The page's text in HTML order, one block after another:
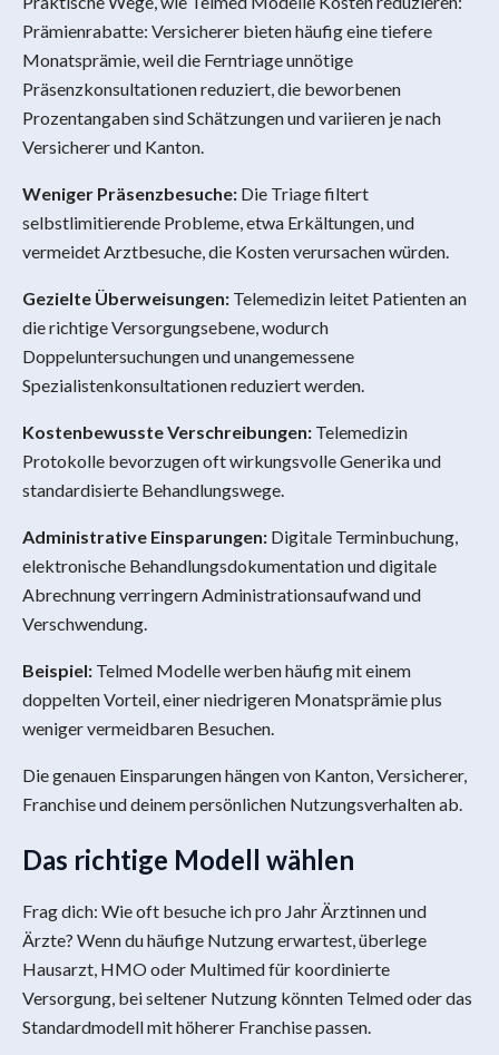
Prämienrabatte: Versicherer bieten häufig eine tiefere
Monatsprämie, weil die Ferntriage unnötige
Präsenzkonsultationen reduziert, die beworbenen
Prozentangaben sind Schätzungen und variieren je nach
Versicherer und Kanton.
Weniger Präsenzbesuche: Die Triage filtert
selbstlimitierende Probleme, etwa Erkältungen, und
vermeidet Arztbesuche, die Kosten verursachen würden.
Gezielte Überweisungen: Telemedizin leitet Patienten an
die richtige Versorgungsebene, wodurch
Doppeluntersuchungen und unangemessene
Spezialistenkonsultationen reduziert werden.
Kostenbewusste Verschreibungen: Telemedizin
Protokolle bevorzugen oft wirkungsvolle Generika und
standardisierte Behandlungswege.
Administrative Einsparungen: Digitale Terminbuchung,
elektronische Behandlungsdokumentation und digitale
Abrechnung verringern Administrationsaufwand und
Verschwendung.
Beispiel: Telmed Modelle werben häufig mit einem
doppelten Vorteil, einer niedrigeren Monatsprämie plus
weniger vermeidbaren Besuchen.
Die genauen Einsparungen hängen von Kanton, Versicherer,
Franchise und deinem persönlichen Nutzungsverhalten ab.
Das richtige Modell wählen
Frag dich: Wie oft besuche ich pro Jahr Ärztinnen und
Ärzte? Wenn du häufige Nutzung erwartest, überlege
Hausarzt, HMO oder Multimed für koordinierte
Versorgung, bei seltener Nutzung könnten Telmed oder das
Standardmodell mit höherer Franchise passen.